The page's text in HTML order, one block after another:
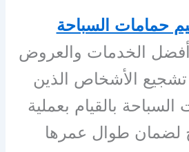
حمامات السباحة
أفضل الخدمات والعروض
الأشخاص الذين
بالقيام بعملية
لضمان طوال عمرها